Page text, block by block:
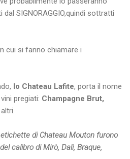
SIGNORAGGIO,quindi sottratti
cui si fanno chiamare i
lo Chateau Lafite, porta il nome
pregiati: Champagne Brut,
di Chateau Mouton furono
calibro di Mirò, Dali, Braque,